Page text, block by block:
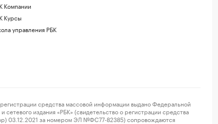
Компании
Курсы
управления РБК
средства массовой информации выдано Федеральной
издания «РБК» (свидетельство о регистрации средства
03.12.2021 за номером ЭЛ №ФС77-82385) сопровождаются